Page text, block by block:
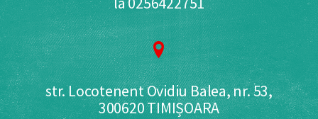
str. Locotenent Ovidiu Balea, nr. 53,
300620 TIMIȘOARA